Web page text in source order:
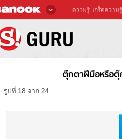
ความรู้ เกร็ดความรู้
ตุ๊กตาฝีมือหรือ
รูปที่ 18 จาก 24